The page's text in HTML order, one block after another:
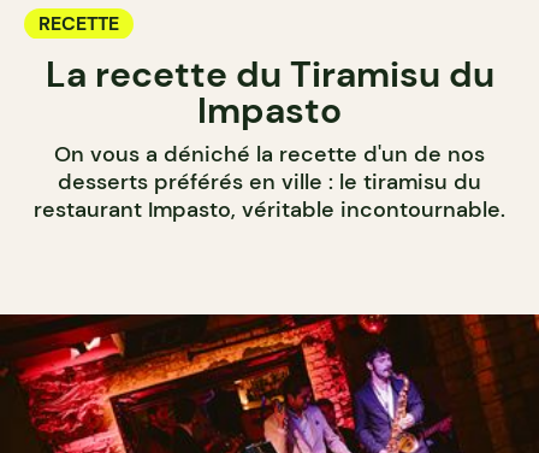
RECETTE
La recette du Tiramisu du
Impasto
On vous a déniché la recette d'un de nos
desserts préférés en ville : le tiramisu du
restaurant Impasto, véritable incontournable.